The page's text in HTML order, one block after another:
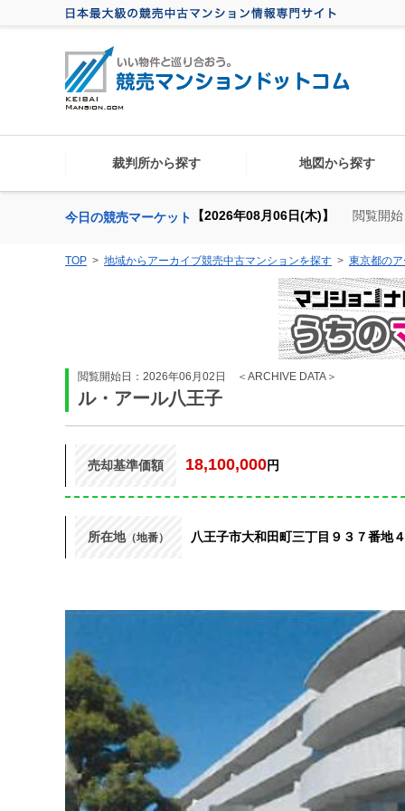
裁判所から探す 地図から探す
今日の競売マーケット 【2026年08月06日(木)】 閲覧開
TOP 地域からアーカイブ競売中古マンションを探す 東京都の
閲覧開始日：2026年06月02日 ＜ARCHIVE DATA＞
ル・アール八王子
売却基準価額 18,100,000円
所在地（地番） 八王子市大和田町三丁目９３７番地